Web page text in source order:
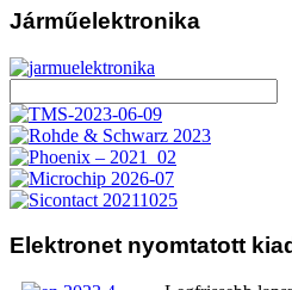
Járműelektronika
Elektronet nyomtatott